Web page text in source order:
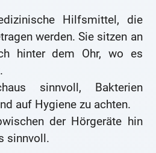
Hilfsmittel, die
werden. Sie sitzen an
hinter dem Ohr, wo es
sinnvoll, Bakterien
auf Hygiene zu achten.
der Hörgeräte hin
sinnvoll.